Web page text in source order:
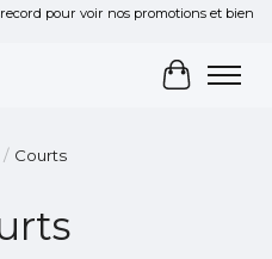
pour voir nos promotions et bien
Panier
/ Courts